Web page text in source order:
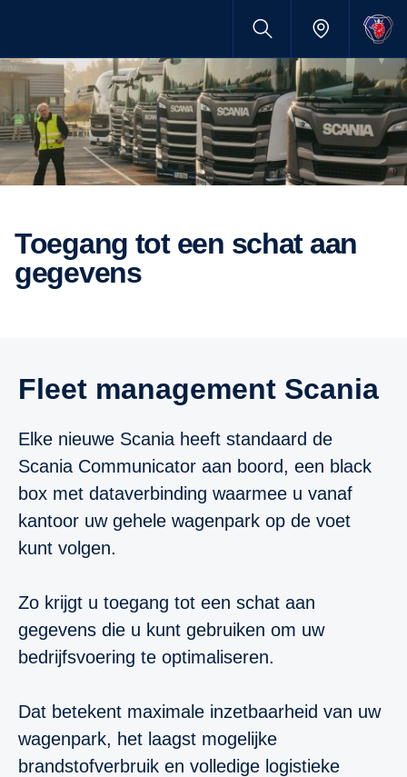
toegang tot een schat aan
gegevens
Fleet management Scania
Elke nieuwe Scania heeft standaard de
Scania Communicator aan boord, een black
box met dataverbinding waarmee u vanaf
kantoor uw gehele wagenpark op de voet
kunt volgen.
Zo krijgt u toegang tot een schat aan
gegevens die u kunt gebruiken om uw
bedrijfsvoering te optimaliseren.
Dat betekent maximale inzetbaarheid van uw
wagenpark, het laagst mogelijke
brandstofverbruik en volledige logistieke